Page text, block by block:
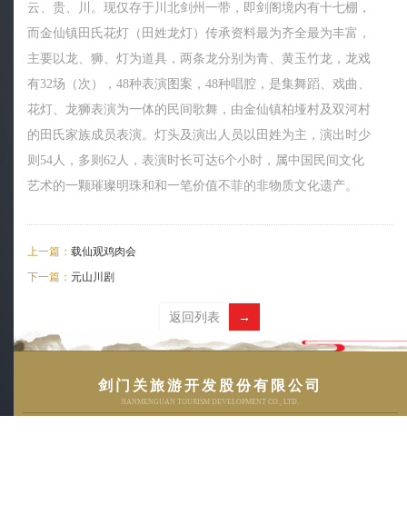
云、贵、川。现仅存于川北剑州一带，即剑阁境内有十七棚，
而金仙镇田氏花灯（田姓龙灯）传承资料最为齐全最为丰富，
主要以龙、狮、灯为道具，两条龙分别为青、黄玉竹龙，龙戏
有32场（次），48种表演图案，48种唱腔，是集舞蹈、戏曲、
花灯、龙狮表演为一体的民间歌舞，由金仙镇柏垭村及双河村
的田氏家族成员表演。灯头及演出人员以田姓为主，演出时少
则54人，多则62人，表演时长可达6个小时，属中国民间文化
艺术的一颗璀璨明珠和和一笔价值不菲的非物质文化遗产。
上一篇： 载仙观鸡肉会
下一篇： 元山川剧
返回列表 →
剑门关旅游开发股份有限公司
JIANMENGUAN TOURISM DEVELOPMENT CO., LTD.